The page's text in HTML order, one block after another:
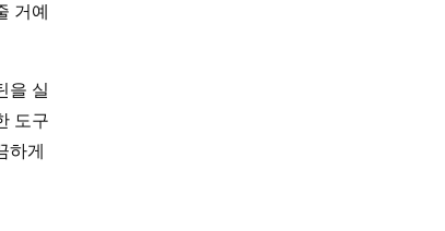
거예
을 실
도구
하게